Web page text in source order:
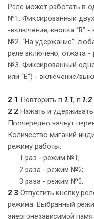
Реле может работать в
№1. Фиксированный
-включение, кнопка “В” -
№2. “На удержание”:
реле включено, отжата -
№3. Фиксированный
или “В”) - включение/
2.1 Повторить п.1.1, п.1.2.
2.2 Нажать и
Поочередно начнут
Количество миганий
режиму работы:
1 раз - режим №1;
2 раза - режим №2;
3 раза - режим №3.
2.3 Отпустить кнопку
режима. Выбранный
энергонезависимой